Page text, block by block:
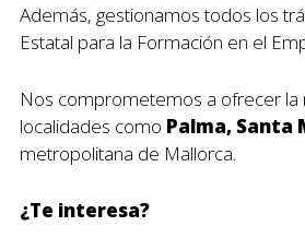
Además, gestionamos todos los
Estatal para la Formación en el
Nos comprometemos a ofrecer
localidades como Palma, Santa
metropolitana de Mallorca.
¿Te interesa?